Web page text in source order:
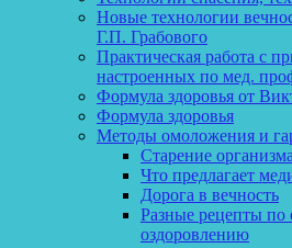
Новые технологии
Г.П. Грабового
Практическая работа с
настроенных по мед.
Формула здоровья от
Формула здоровья
Методы омоложения и
Старение
Что предлагает
Дорога в вечность
Разные рецепты
оздоровлению